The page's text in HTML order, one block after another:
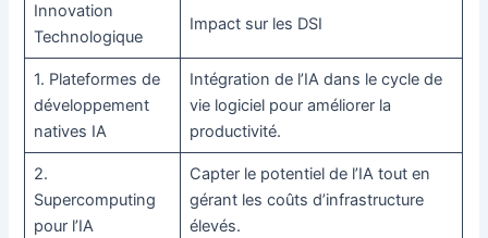
Innovation
Technologique
Impact sur les DSI
1. Plateformes de
développement
natives IA
Intégration de l’IA dans le cycle de
vie logiciel pour améliorer la
productivité.
2.
Supercomputing
pour l’IA
Capter le potentiel de l’IA tout en
gérant les coûts d’infrastructure
élevés.